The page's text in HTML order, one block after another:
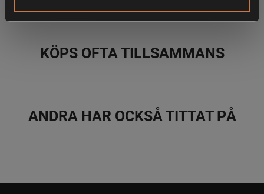
KÖPS OFTA TILLSAMMANS
ANDRA HAR OCKSÅ TITTAT PÅ